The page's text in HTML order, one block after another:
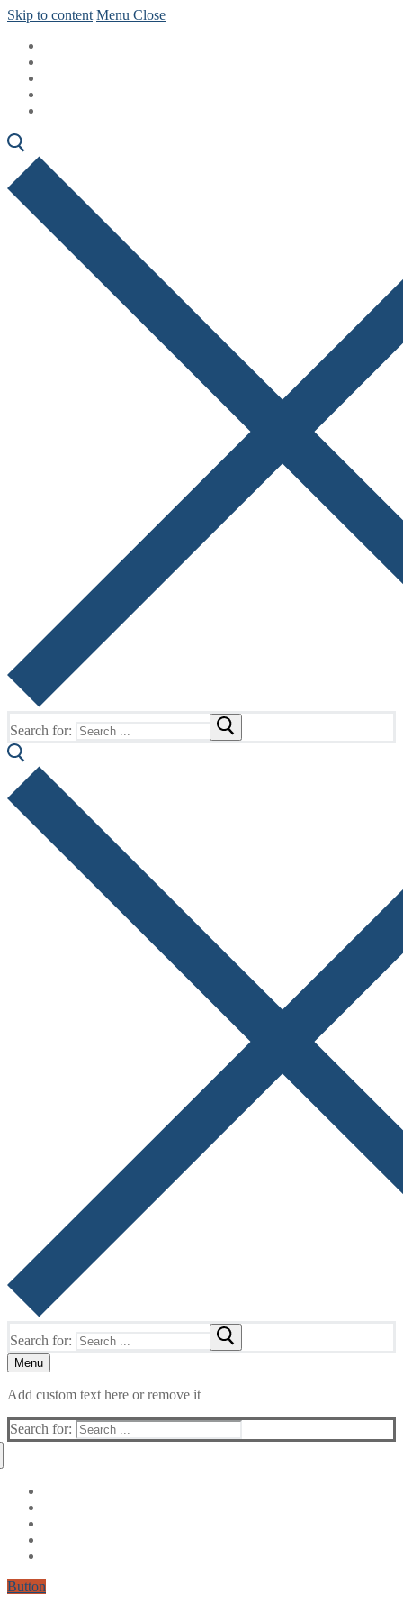
Skip to content Menu Close
Search for:
Search for:
Menu
Add custom text here or remove it
Search for:
Button